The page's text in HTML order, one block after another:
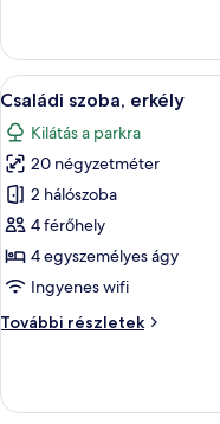
erkély
további
részletei
A
következő
szoba
összes
képének
megtekintése:
Családi
szoba,
erkély
6
Családi szoba, erkély
Kilátás a parkra
20 négyzetméter
2 hálószoba
4 férőhely
4 egyszemélyes ágy
Ingyenes wifi
További részletek
Családi
részletei